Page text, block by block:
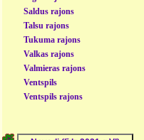
Saldus rajons
Talsu rajons
Tukuma rajons
Valkas rajons
Valmieras rajons
Ventspils
Ventspils rajons